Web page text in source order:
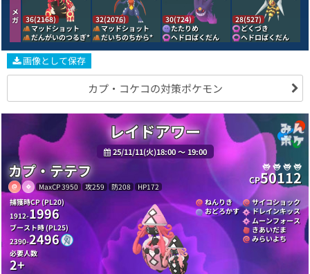
メ
ガ
36(2168)
マッドショット
だんがいのつるぎ*
32(2076)
マッドショット
だいちのちから*
30(724)
たたりめ
ヘドロばくだん
28(527)
どくづき
ヘドロばくだん
画像として保存
カプ・コケコの対策ポケモン
レイドアワー
25/11/11(火)18:00 〜 19:00
カプ・テテフ CP50112
MaxCP 3950 攻259 防208
HP172
捕獲時CP (PL20)
1912-1996
ブースト時 (PL25)
2390-2496
必要人数
2+
ねんりき
おどろかす
サイコショック
ドレインキッス
ムーンフォース
きあいだま
みらいよち